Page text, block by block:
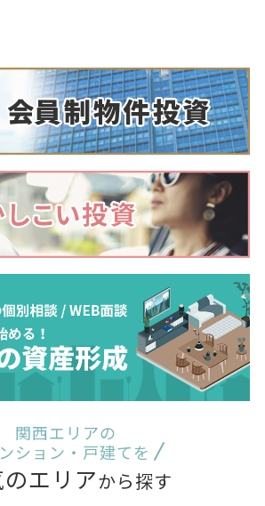
関西エリアの
ション・戸建てを
エリアから探す